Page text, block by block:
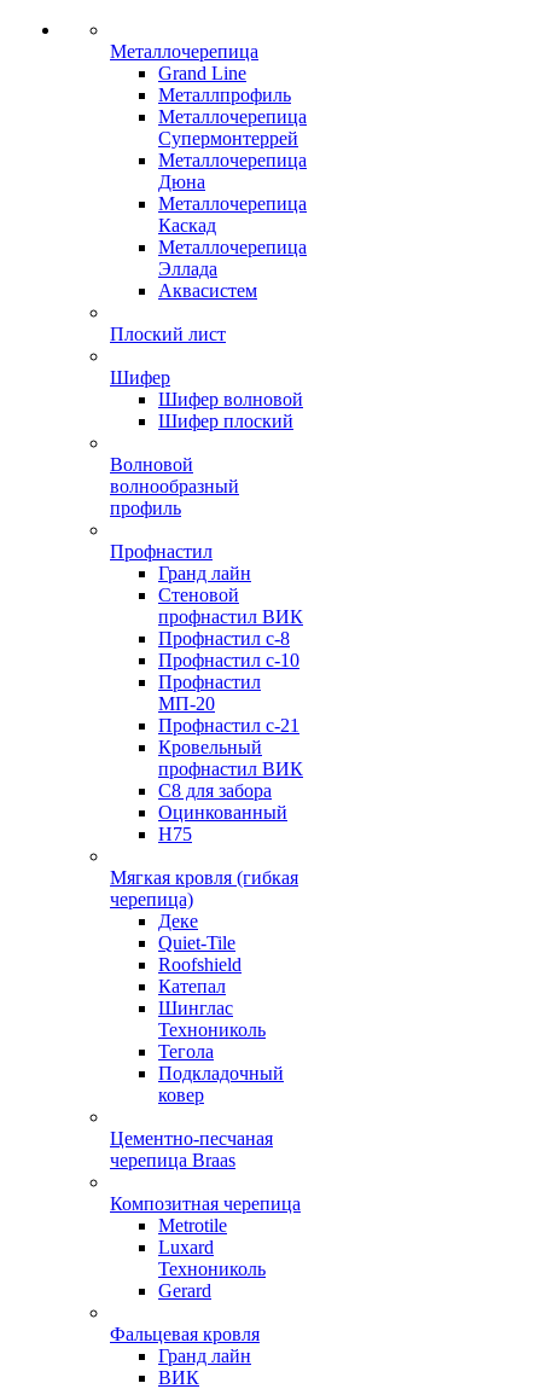
Металлочерепица
Grand Line
Металлпрофиль
Металлочерепица
Супермонтеррей
Металлочерепица
Дюна
Металлочерепица
Каскад
Металлочерепица
Эллада
Аквасистем
Плоский лист
Шифер
Шифер волновой
Шифер плоский
Волновой
волнообразный
профиль
Профнастил
Гранд лайн
Стеновой
профнастил ВИК
Профнастил с-8
Профнастил с-10
Профнастил
МП-20
Профнастил с-21
Кровельный
профнастил ВИК
С8 для забора
Оцинкованный
Н75
Мягкая кровля (гибкая
черепица)
Деке
Quiet-Tile
Roofshield
Катепал
Шинглас
Технониколь
Тегола
Подкладочный
ковер
Цементно-песчаная
черепица Braas
Композитная черепица
Metrotile
Luxard
Технониколь
Gerard
Фальцевая кровля
Гранд лайн
ВИК